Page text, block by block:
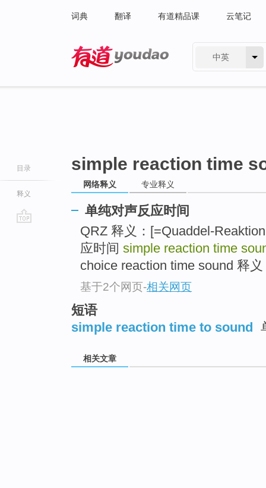
词典 翻译 有道精品课 云笔记
中英
目录
释义
simple reaction time
网络释义 专业释义
单纯对声反应时间
QRZ 释义：[=Quaddel-
应时间 simple reaction time
choice reaction time sound 释
基于2个网页-相关网页
短语
simple reaction time to sound
相关文章